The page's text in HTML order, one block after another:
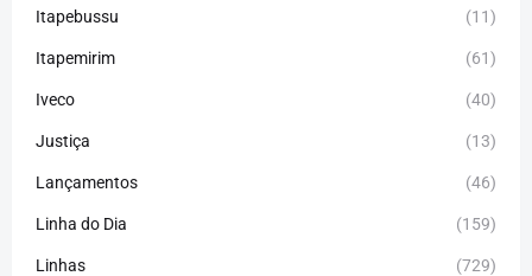
Itapebussu (11)
Itapemirim (61)
Iveco (40)
Justiça (13)
Lançamentos (46)
Linha do Dia (159)
Linhas (729)